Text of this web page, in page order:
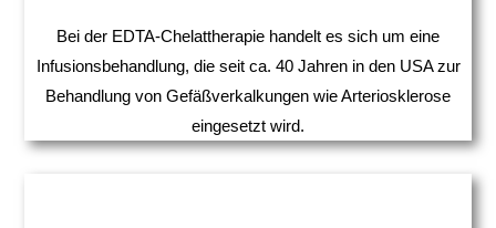
Bei der EDTA-Chelattherapie handelt es sich um eine
Infusionsbehandlung, die seit ca. 40 Jahren in den USA zur
Behandlung von Gefäßverkalkungen wie Arteriosklerose
eingesetzt wird.